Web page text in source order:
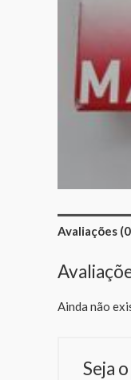
Avaliações
Ainda não
Seja